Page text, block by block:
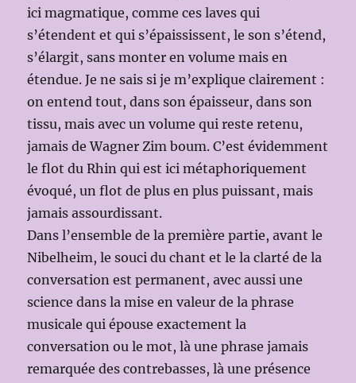
ici magmatique, comme ces laves qui
s’étendent et qui s’épaississent, le son s’étend,
s’élargit, sans monter en volume mais en
étendue. Je ne sais si je m’explique clairement :
on entend tout, dans son épaisseur, dans son
tissu, mais avec un volume qui reste retenu,
jamais de Wagner Zim boum. C’est évidemment
le flot du Rhin qui est ici métaphoriquement
évoqué, un flot de plus en plus puissant, mais
jamais assourdissant.
Dans l’ensemble de la première partie, avant le
Nibelheim, le souci du chant et le la clarté de la
conversation est permanent, avec aussi une
science dans la mise en valeur de la phrase
musicale qui épouse exactement la
conversation ou le mot, là une phrase jamais
remarquée des contrebasses, là une présence